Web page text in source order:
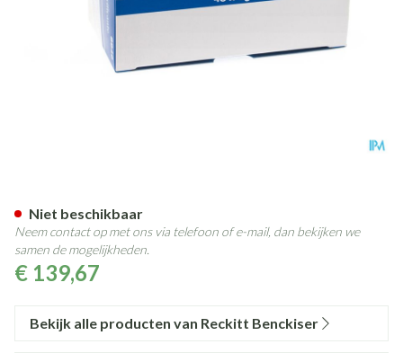
€ 139,67
Niet beschikbaar
Neem contact op met ons via telefoon of e-mail, dan bekijken we
samen de mogelijkheden.
Bekijk alle producten van Reckitt Benckiser